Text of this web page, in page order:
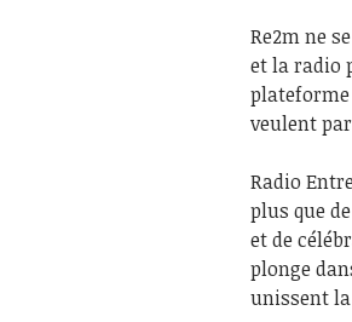
Re2m ne
et la radio
veulent
Radio
plus que
et de
plonge
unissent